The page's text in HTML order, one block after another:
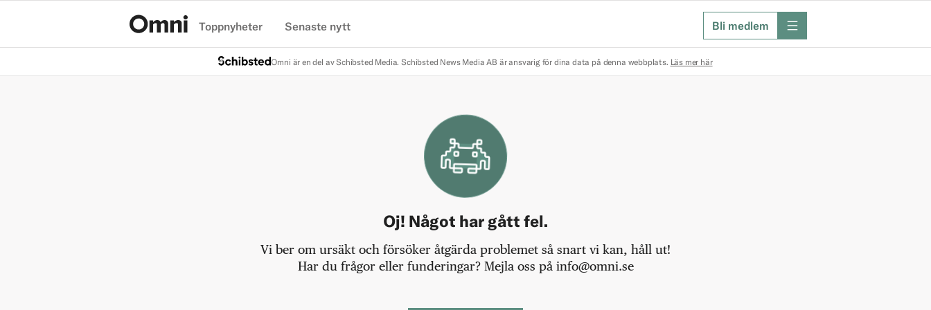
Toppnyheter Senaste nytt Bli medlem meny
Omni är en del av Schibsted Media. Schibsted News Media AB är ansvarig för dina data på denna webbplats. Läs mer här
Oj! Något har gått fel.
Vi ber om ursäkt och försöker åtgärda problemet så snart vi kan, håll ut!
Har du frågor eller funderingar? Mejla oss på info@omni.se